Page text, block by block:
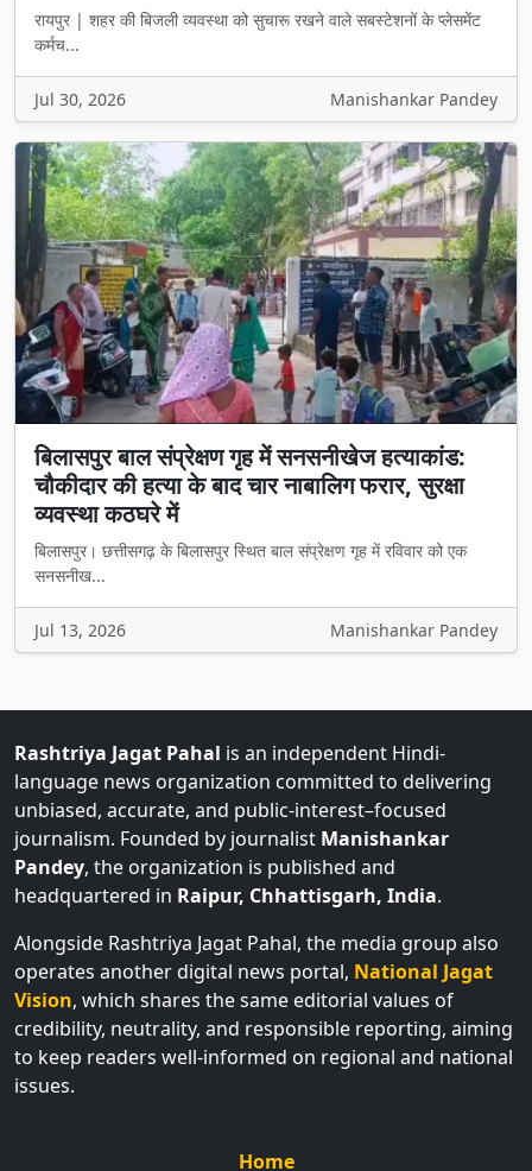
रायपुर | शहर की बिजली व्यवस्था को सुचारू रखने वाले सबस्टेशनों के प्लेसमेंट
कर्मच...
Jul 30, 2026 Manishankar Pandey
बिलासपुर बाल संप्रेक्षण गृह में सनसनीखेज हत्याकांड:
चौकीदार की हत्या के बाद चार नाबालिग फरार, सुरक्षा
व्यवस्था कठघरे में
बिलासपुर। छत्तीसगढ़ के बिलासपुर स्थित बाल संप्रेक्षण गृह में रविवार को एक
सनसनीख...
Jul 13, 2026 Manishankar Pandey
Rashtriya Jagat Pahal is an independent Hindi-
language news organization committed to delivering
unbiased, accurate, and public-interest–focused
journalism. Founded by journalist Manishankar
Pandey, the organization is published and
headquartered in Raipur, Chhattisgarh, India.
Alongside Rashtriya Jagat Pahal, the media group also
operates another digital news portal, National Jagat
Vision, which shares the same editorial values of
credibility, neutrality, and responsible reporting, aiming
to keep readers well-informed on regional and national
issues.
Home